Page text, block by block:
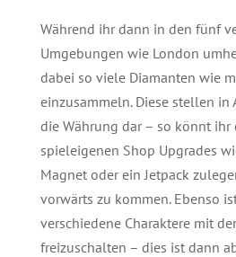
Während ihr dann in den fünf
Umgebungen wie London
dabei so viele Diamanten wie
einzusammeln. Diese stellen in
die Währung dar – so könnt ihr
spieleigenen Shop Upgrades
Magnet oder ein Jetpack
vorwärts zu kommen. Ebenso
verschiedene Charaktere mit
freizuschalten – dies ist dann